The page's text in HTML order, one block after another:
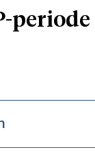
for
periode